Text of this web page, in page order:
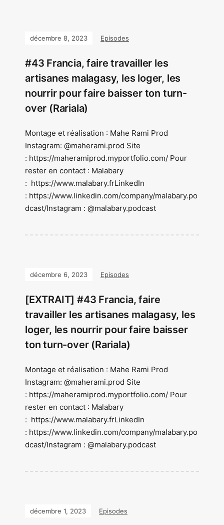
décembre 8, 2023 Episodes
#43 Francia, faire travailler les
artisanes malagasy, les loger, les
nourrir pour faire baisser ton turn-
over (Rariala)
Montage et réalisation : Mahe Rami Prod
Instagram: @maherami.prod Site
: https://maheramiprod.myportfolio.com/ Pour
rester en contact : Malabary
: https://www.malabary.frLinkedIn
: https://www.linkedin.com/company/malabary.po
dcast/Instagram : @malabary.podcast
décembre 6, 2023 Episodes
[EXTRAIT] #43 Francia, faire
travailler les artisanes malagasy, les
loger, les nourrir pour faire baisser
ton turn-over (Rariala)
Montage et réalisation : Mahe Rami Prod
Instagram: @maherami.prod Site
: https://maheramiprod.myportfolio.com/ Pour
rester en contact : Malabary
: https://www.malabary.frLinkedIn
: https://www.linkedin.com/company/malabary.po
dcast/Instagram : @malabary.podcast
décembre 1, 2023 Episodes